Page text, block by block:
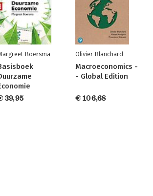
Boersma
39,95
Olivier Blanchard
Macroeconomics -
- Global Edition
€ 106,68